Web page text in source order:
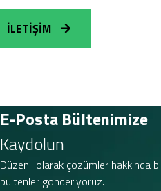
İLETİŞİM
E-Posta Bültenimize
Kaydolun
Düzenli olarak çözümler hakkında
bültenler gönderiyoruz.